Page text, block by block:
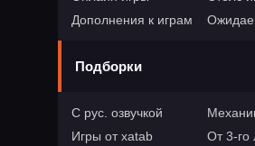
Дополнения к играм
Подборки
С рус. озвучкой
Игры от xatab
От 3-го